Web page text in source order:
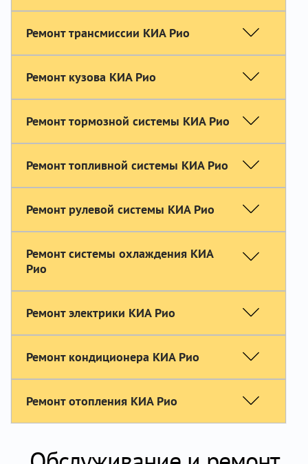
Ремонт трансмиссии КИА Рио
Ремонт кузова КИА Рио
Ремонт тормозной системы КИА Рио
Ремонт топливной системы КИА Рио
Ремонт рулевой системы КИА Рио
Ремонт системы охлаждения КИА
Рио
Ремонт электрики КИА Рио
Ремонт кондиционера КИА Рио
Ремонт отопления КИА Рио